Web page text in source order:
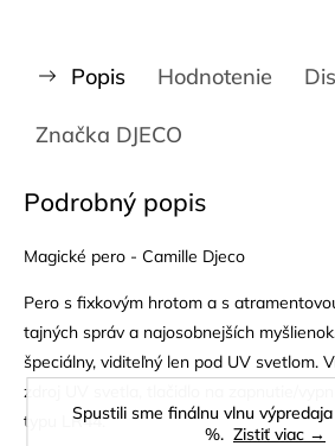
Spustili sme finálnu vlnu
%. Zistiť viac →
Popis Hodnotenie
Značka DJECO
Podrobný popis
Magické pero - Camille Djeco
Pero s fixkovým hrotom a s
tajných správ a najosobnejších
špeciálny, viditeľný len pod UV svetlom.
zdroj UV svetla, tlačidlo na zapnutie/
typu LR44.